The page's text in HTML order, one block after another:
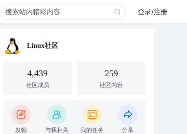
登录/注册
Linux社区
4,439
社区成员
259
社区内容
发帖 与我相关 我的任务 分享